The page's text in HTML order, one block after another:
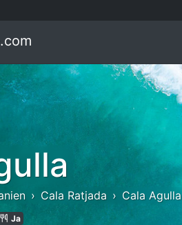
Cala Ratjada Cala Agulla
Ja